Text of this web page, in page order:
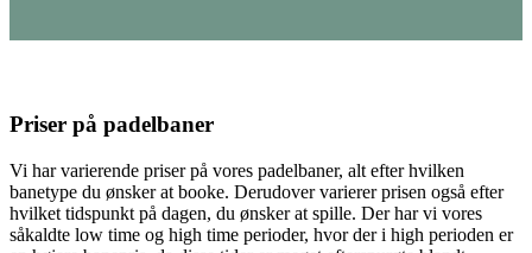
Priser på padelbaner
Vi har varierende priser på vores padelbaner, alt efter hvilken
banetype du ønsker at booke. Derudover varierer prisen også efter
hvilket tidspunkt på dagen, du ønsker at spille. Der har vi vores
såkaldte low time og high time perioder, hvor der i high perioden er